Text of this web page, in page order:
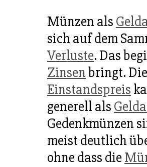
Münzen als
sich auf dem
Verluste. Das
Zinsenbringt.
Einstandspreis
generell als
Gedenkmünzen
meist deutlich
ohne dass die